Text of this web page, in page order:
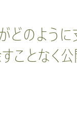
どのように
ことなく公